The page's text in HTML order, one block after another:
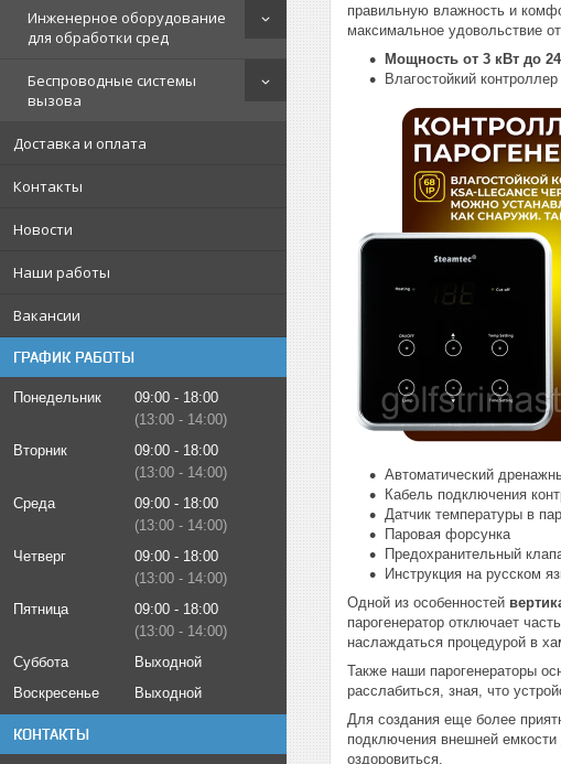
Инженерное оборудование
для обработки сред
Беспроводные системы
вызова
Доставка и оплата
Контакты
Новости
Наши работы
Вакансии
ГРАФИК РАБОТЫ
Понедельник 09:00
18:00
13:00
14:00
Вторник
09:00
18:00
13:00
14:00
Среда
09:00
18:00
13:00
14:00
Четверг
09:00
18:00
13:00
14:00
Пятница
09:00
18:00
13:00
14:00
Суббота
Выходной
Воскресенье
Выходной
КОНТАКТЫ
правильную влажность и
максимальное удовольствие
Мощность от 3 кВт до
Влагостойкий
Автоматический
Кабель подключения
Датчик температуры в
Паровая форсунка
Предохранительный
Инструкция на русском
Одной из особенностей
парогенератор отключает
наслаждаться процедурой в
Также наши парогенераторы
расслабиться, зная, что
Для создания еще более
подключения внешней
оздоровиться.